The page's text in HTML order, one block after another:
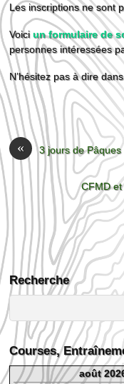
Les inscriptions ne sont
Voiciun formulaire de
personnes intéressées
N’hésitez pas à dire
« 3 jours de
CFMD
Recherche
Courses,
août